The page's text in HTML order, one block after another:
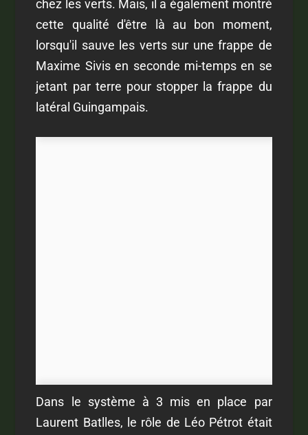
chez les verts. Mais, il a également montré
cette qualité d'être là au bon moment,
lorsqu'il sauve les verts sur une frappe de
Maxime Sivis en seconde mi-temps en se
jetant par terre pour stopper la frappe du
latéral Guingampais.
Dans le système à 3 mis en place par
Laurent Batlles, le rôle de Léo Pétrot était